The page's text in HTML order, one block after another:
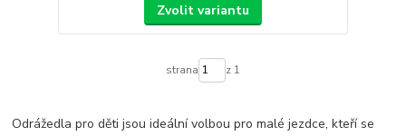
Zvolit variantu
strana z 1
Odrážedla pro děti jsou ideální volbou pro malé jezdce, kteří se